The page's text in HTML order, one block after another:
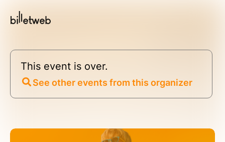
This event is over.
See other events from this organizer